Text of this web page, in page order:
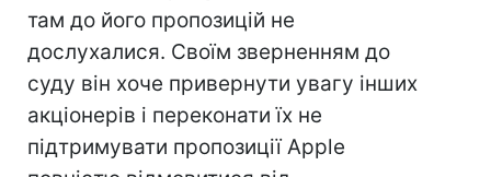
там до його пропозицій не
дослухалися. Своїм зверненням до
суду він хоче привернути увагу інших
акціонерів і переконати їх не
підтримувати пропозиції Apple